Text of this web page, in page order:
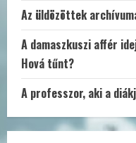
Az üldözöttek
A damaszkuszi affér
Hová tűnt?
A professzor, aki a